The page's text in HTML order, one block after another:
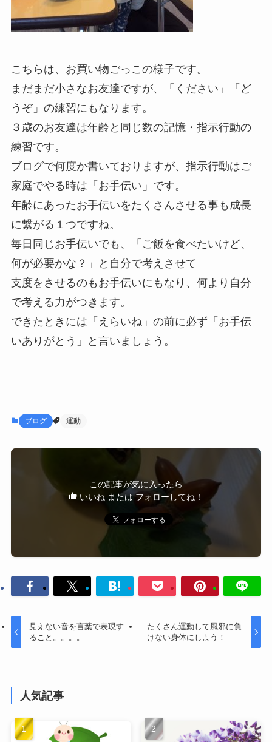
こちらは、お買い物ごっこの様子です。
まだまだ小さなお友達ですが、「ください」「ど
うぞ」の練習にもなります。
３歳のお友達は年齢と同じ数の記憶・指示行動の
練習です。
ブログで何度か書いておりますが、指示行動はご
家庭でやる時は「お手伝い」です。
年齢にあったお手伝いをたくさんさせる事も成長
に繋がる１つですね。
毎日同じお手伝いでも、「ご飯を食べたいけど、
何が必要かな？」と自分で考えさせて
支度をさせるのもお手伝いにもなり、何より自分
で考える力がつきます。
できたときには「えらいね」の前に必ず「お手伝
いありがとう」と言いましょう。
ブログ 運動
この記事が気に入ったら
いいね または フォローしてね！
見えない音を言葉で表現す
ること。。。。
たくさん運動して風邪に負
けない身体にしよう！
人気記事